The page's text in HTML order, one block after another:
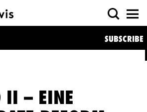
SUBSCRIBE
II – EINE